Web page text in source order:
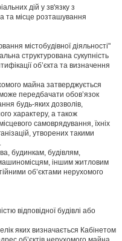
дій у зв'язку з
та місце розташування
містобудівної діяльності"
структурована сукупність
об’єкта та визначення
майна затверджується
передбачати обов’язок
будь-яких дозволів,
характеру, а також
самоврядування, їхніх
утворених такими
будинкам, будівлям,
іншим житловим
об’єктами нерухомого
відповідної будівлі або
яких визначається Кабінетом